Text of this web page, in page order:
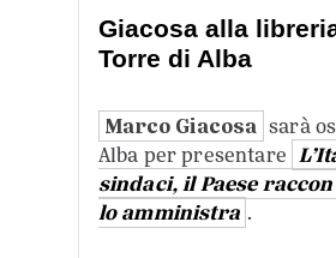
Giacosa alla
Torre di Alba
Marco Giacosa sarà
Alba per presentare
sindaci, il Paese
lo amministra .